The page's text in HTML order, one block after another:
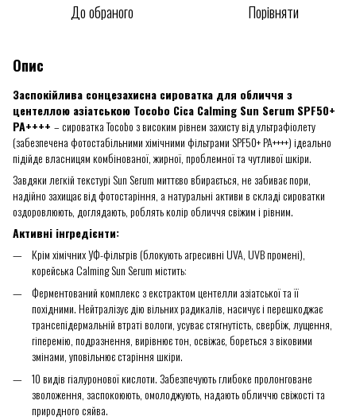
До обраного Порівняти
Опис
Заспокійлива сонцезахисна сироватка для обличчя з
центеллою азіатською Tocobo Cica Calming Sun Serum SPF50+
PA++++ – cироватка Tocobo з високим рівнем захисту від ультрафіолету
(забезпечена фотостабільними хімічними фільтрами SPF50+ PA++++) ідеально
підійде власницям комбінованої, жирної, проблемної та чутливої шкіри.
Завдяки легкій текстурі Sun Serum миттєво вбирається, не забиває пори,
надійно захищає від фотостаріння, а натуральні активи в складі сироватки
оздоровлюють, доглядають, роблять колір обличчя свіжим і рівним.
Активні інгредієнти:
Крім хімічних УФ-фільтрів (блокують агресивні UVA, UVB промені),
корейська Calming Sun Serum містить:
Ферментований комплекс з екстрактом центелли азіатської та її
похідними. Нейтралізує дію вільних радикалів, насичує і перешкоджає
трансепідермальній втраті вологи, усуває стягнутість, свербіж, лущення,
гіперемію, подразнення, вирівнює тон, освіжає, бореться з віковими
змінами, уповільнює старіння шкіри.
10 видів гіалуронової кислоти. Забезпечують глибоке пролонговане
зволоження, заспокоюють, омолоджують, надають обличчю свіжості та
природного сяйва.